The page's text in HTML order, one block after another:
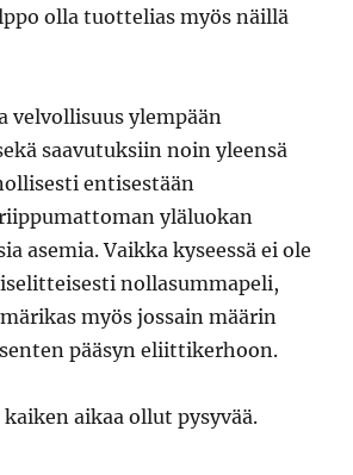
olla tuottelias myös näillä
velvollisuus ylempään
saavutuksiin noin yleensä
entisestään
yläluokan
asemia. Vaikka kyseessä ei ole
nollasummapeli,
myös jossain määrin
pääsyn eliittikerhoon.
aikaa ollut pysyvää.